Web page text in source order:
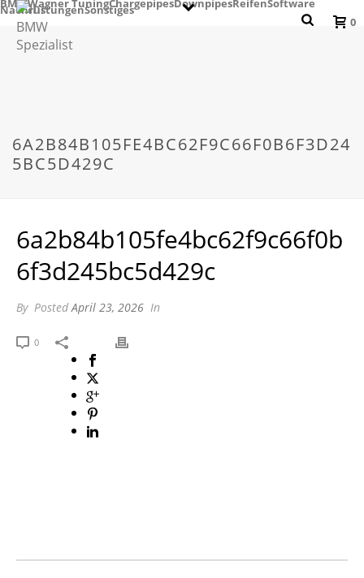
BMWWagner TuningChargepipesDownpipesReifenSoftware
NachrüstungenSonstiges
0
6A2B84B105FE4BC62F9C66F0B6F3D24
5BC5D429C
6a2b84b105fe4bc62f9c66f0b
6f3d245bc5d429c
By PostedApril 23, 2026 In
0